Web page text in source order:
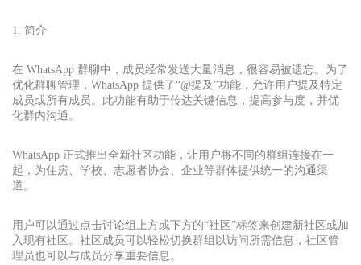
1. 简介
在 WhatsApp 群聊中，成员经常发送大量消息，很容易被遗忘。为了
优化群聊管理，WhatsApp 提供了“@提及”功能，允许用户提及特定
成员或所有成员。此功能有助于传达关键信息，提高参与度，并优
化群内沟通。
WhatsApp 正式推出全新社区功能，让用户将不同的群组连接在一
起，为住房、学校、志愿者协会、企业等群体提供统一的沟通渠
道。
用户可以通过点击讨论组上方或下方的“社区”标签来创建新社区或加
入现有社区。社区成员可以轻松切换群组以访问所需信息，社区管
理员也可以与成员分享重要信息。